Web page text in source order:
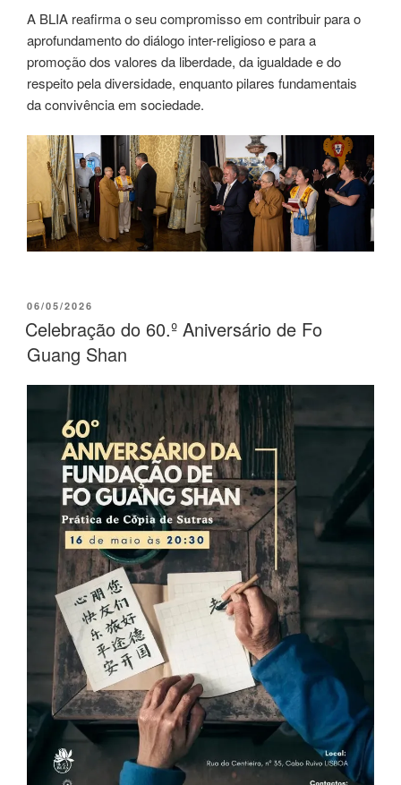
A BLIA reafirma o seu compromisso em contribuir para o
aprofundamento do diálogo inter-religioso e para a
promoção dos valores da liberdade, da igualdade e do
respeito pela diversidade, enquanto pilares fundamentais
da convivência em sociedade.
06/05/2026
Celebração do 60.º Aniversário de Fo
Guang Shan